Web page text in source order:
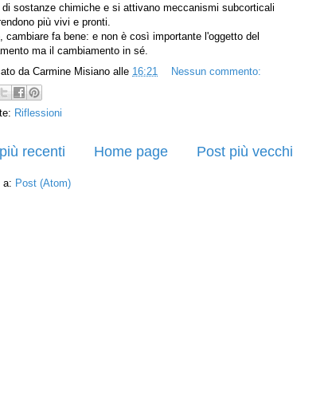
sostanze chimiche e si attivano meccanismi subcorticali
più vivi e pronti.
cambiare fa bene: e non è così importante l'oggetto del
ma il cambiamento in sé.
da Carmine Misiano alle 16:21 Nessun commento:
Riflessioni
recenti Post più vecchi
Home page
a: Post (Atom)